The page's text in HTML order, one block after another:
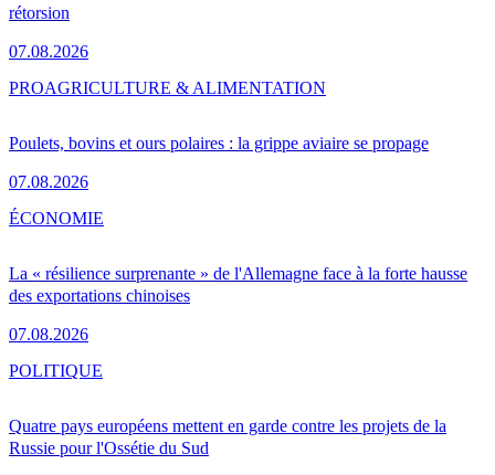
rétorsion
07.08.2026
Poulets, bovins et ours polaires : la grippe aviaire se propage
07.08.2026
PROAGRICULTURE & ALIMENTATION
La « résilience surprenante » de l'Allemagne face à la forte hausse
des exportations chinoises
07.08.2026
ÉCONOMIE
Quatre pays européens mettent en garde contre les projets de la
Russie pour l'Ossétie du Sud
POLITIQUE